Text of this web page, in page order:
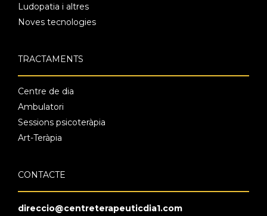
Ludopatia i altres
Noves tecnologies
TRACTAMENTS
Centre de dia
Ambulatori
Sessions psicoteràpia
Art-Teràpia
CONTACTE
direccio@centreterapeuticdia1.com